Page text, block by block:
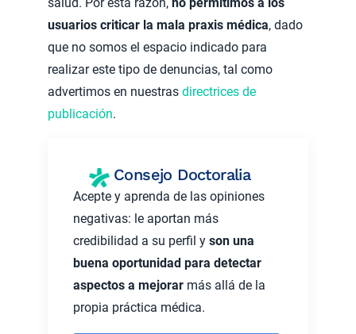
salud. Por esta razón, no permitimos a los
usuarios criticar la mala praxis médica, dado
que no somos el espacio indicado para
realizar este tipo de denuncias, tal como
advertimos en nuestras directrices de
publicación.
Consejo Doctoralia
Acepte y aprenda de las opiniones
negativas: le aportan más
credibilidad a su perfil y son una
buena oportunidad para detectar
aspectos a mejorar más allá de la
propia práctica médica.